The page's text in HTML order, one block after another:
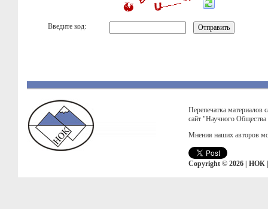
Введите код:
Перепечатка материалов
сайт "Научного
Мнения наших авторов
Copyright © 2026 | НОК